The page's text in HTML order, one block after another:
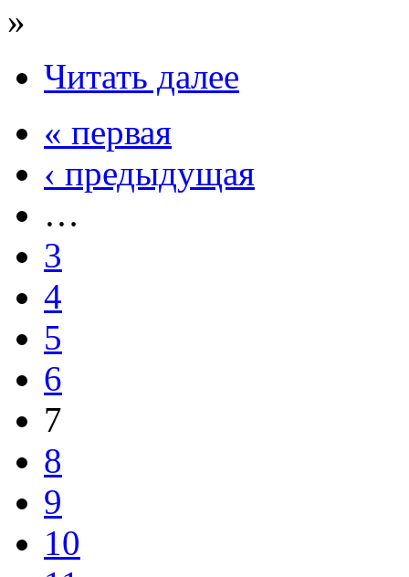
»
Читать далее
« первая
‹ предыдущая
…
3
4
5
6
7
8
9
10